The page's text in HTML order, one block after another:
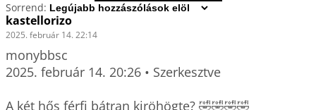
Sorrend:
kastellorizo
2025. február 14. 22:14
monybbsc
2025. február 14. 20:26 • Szerkesztve
A két hős férfi bátran kiröhögte? 🤣🤣🤣🤣